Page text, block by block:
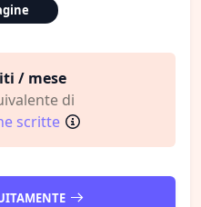
/ mese
di
scritte